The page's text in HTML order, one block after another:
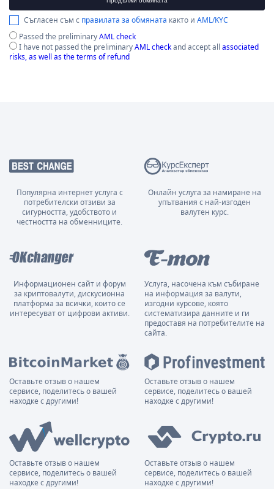
Съгласен съм с правилата за обмяната както и AML/KYC
Passed the preliminaryAML check
I have not passed the preliminaryAML checkand accept all associated
risks, as well as the terms of refund
Популярна интернет услуга с
потребителски отзиви за
сигурността, удобството и
честността на обменниците.
Онлайн услуга за намиране на
упътвания с най-изгоден
валутен курс.
Информационен сайт и форум
за криптовалути, дискусионна
платформа за всички, които се
интересуват от цифрови активи.
Услуга, насочена към събиране
на информация за валути,
изгодни курсове, която
систематизира данните и ги
предоставя на потребителите на
сайта.
Оставьте отзыв о нашем
сервисе, поделитесь о вашей
находке с другими!
Оставьте отзыв о нашем
сервисе, поделитесь о вашей
находке с другими!
Оставьте отзыв о нашем
сервисе, поделитесь о вашей
находке с другими!
Оставьте отзыв о нашем
сервисе, поделитесь о вашей
находке с другими!